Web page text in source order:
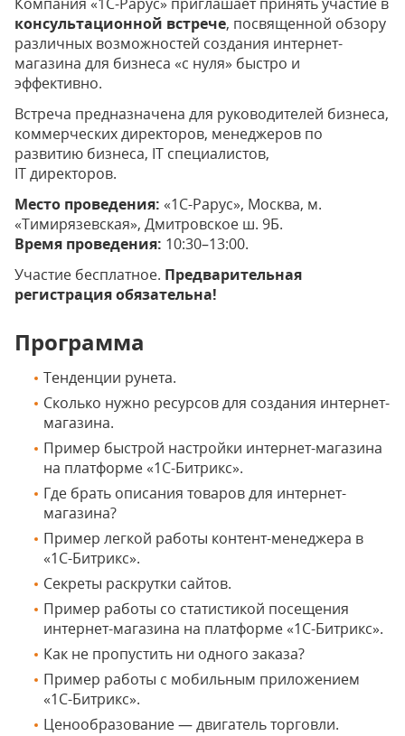
консультационной встрече, посвященной обзору
различных возможностей создания интернет-
магазина для бизнеса «с нуля» быстро и
эффективно.
Встреча предназначена для руководителей бизнеса,
коммерческих директоров, менеджеров по
развитию бизнеса, IT специалистов,
IT директоров.
Место проведения: «1С-Рарус», Москва, м.
«Тимирязевская», Дмитровское ш. 9Б.
Время проведения: 10:30–13:00.
Участие бесплатное. Предварительная
регистрация обязательна!
Программа
Тенденции рунета.
Сколько нужно ресурсов для создания интернет-
магазина.
Пример быстрой настройки интернет-магазина
на платформе «1С-Битрикс».
Где брать описания товаров для интернет-
магазина?
Пример легкой работы контент-менеджера в
«1С-Битрикс».
Секреты раскрутки сайтов.
Пример работы со статистикой посещения
интернет-магазина на платформе «1С-Битрикс».
Как не пропустить ни одного заказа?
Пример работы с мобильным приложением
«1С-Битрикс».
Ценообразование — двигатель торговли.